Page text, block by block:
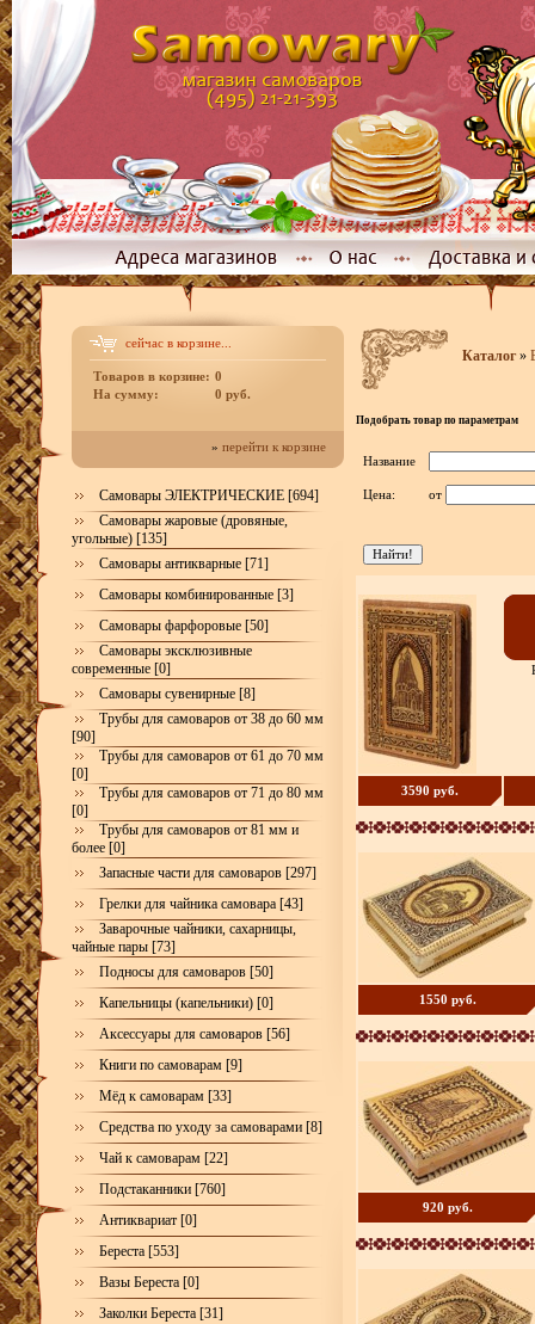
сейчас в корзине...
Товаров в корзине: 0
На сумму:
0 руб.
» перейти к корзине
Самовары ЭЛЕКТРИЧЕСКИЕ [694]
Самовары жаровые (дровяные,
угольные) [135]
Самовары антикварные [71]
Самовары комбинированные [3]
Самовары фарфоровые [50]
Самовары эксклюзивные
современные [0]
Самовары сувенирные [8]
Трубы для самоваров от 38 до 60 мм
[90]
Трубы для самоваров от 61 до 70 мм
[0]
Трубы для самоваров от 71 до 80 мм
[0]
Трубы для самоваров от 81 мм и
более [0]
Запасные части для самоваров [297]
Грелки для чайника самовара [43]
Заварочные чайники, сахарницы,
чайные пары [73]
Подносы для самоваров [50]
Капельницы (капельники) [0]
Аксессуары для самоваров [56]
Книги по самоварам [9]
Мёд к самоварам [33]
Средства по уходу за самоварами [8]
Чай к самоварам [22]
Подстаканники [760]
Антиквариат [0]
Береста [553]
Вазы Береста [0]
Заколки Береста [31]
Каталог»
Подобрать товар по параметрам
Название
Цена: от
3590 руб.
1550 руб.
920 руб.